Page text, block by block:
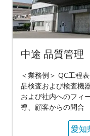
中途 品質管理
＜業務例＞ QC工程
品検査および検査機
および社内へのフィ
導、顧客からの問合
愛知